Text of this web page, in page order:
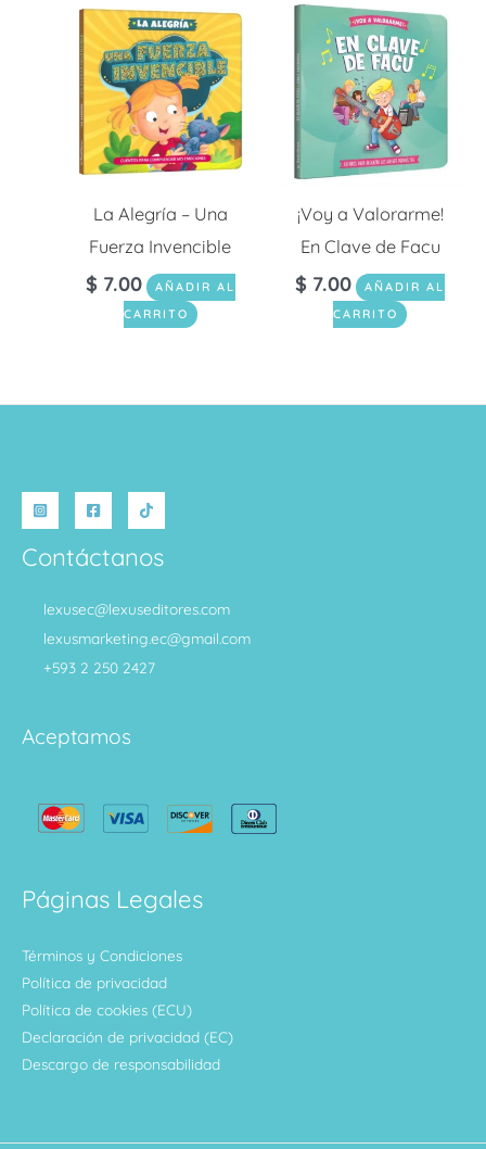
La Alegría – Una
Fuerza Invencible
$ 7.00
AÑADIR AL
CARRITO
¡Voy a Valorarme!
En Clave de Facu
$ 7.00
AÑADIR AL
CARRITO
Contáctanos
lexusec@lexuseditores.com
lexusmarketing.ec@gmail.com
+593 2 250 2427
Aceptamos
Páginas Legales
Términos y Condiciones
Política de privacidad
Política de cookies (ECU)
Declaración de privacidad (EC)
Descargo de responsabilidad